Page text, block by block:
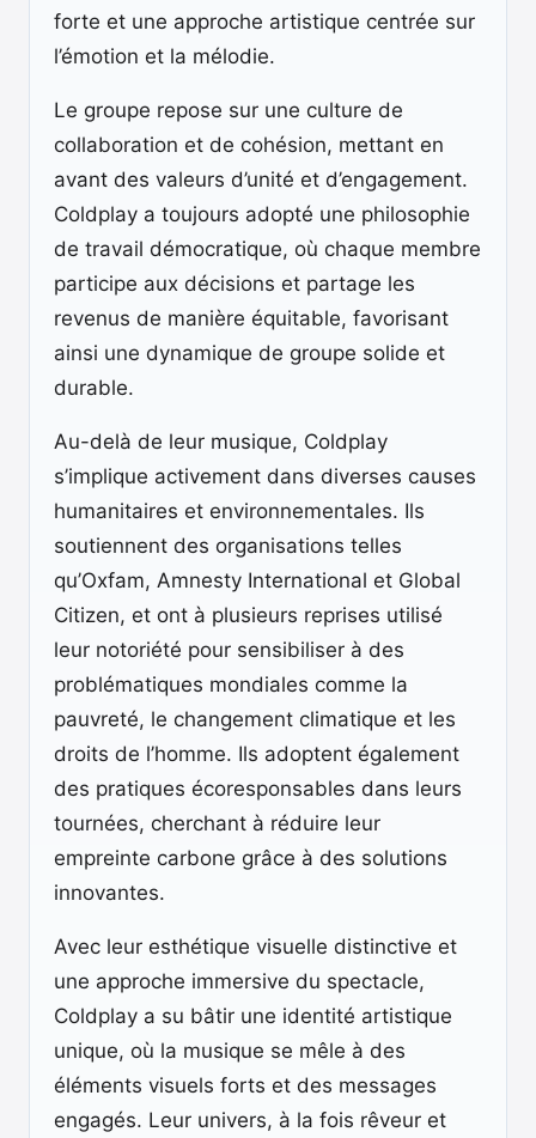
forte et une approche artistique centrée sur
l’émotion et la mélodie.
Le groupe repose sur une culture de
collaboration et de cohésion, mettant en
avant des valeurs d’unité et d’engagement.
Coldplay a toujours adopté une philosophie
de travail démocratique, où chaque membre
participe aux décisions et partage les
revenus de manière équitable, favorisant
ainsi une dynamique de groupe solide et
durable.
Au-delà de leur musique, Coldplay
s’implique activement dans diverses causes
humanitaires et environnementales. Ils
soutiennent des organisations telles
qu’Oxfam, Amnesty International et Global
Citizen, et ont à plusieurs reprises utilisé
leur notoriété pour sensibiliser à des
problématiques mondiales comme la
pauvreté, le changement climatique et les
droits de l’homme. Ils adoptent également
des pratiques écoresponsables dans leurs
tournées, cherchant à réduire leur
empreinte carbone grâce à des solutions
innovantes.
Avec leur esthétique visuelle distinctive et
une approche immersive du spectacle,
Coldplay a su bâtir une identité artistique
unique, où la musique se mêle à des
éléments visuels forts et des messages
engagés. Leur univers, à la fois rêveur et